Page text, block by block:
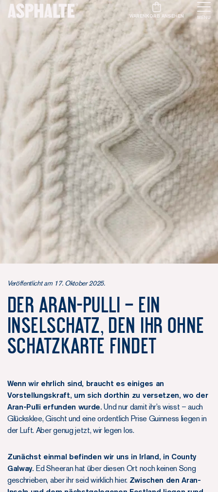
WARENKORB ANSEHEN MENU
Veröffentlicht am 17. Oktober 2025.
Der Aran-Pulli – ein
Inselschatz, den ihr ohne
Schatzkarte findet
Wenn wir ehrlich sind, braucht es einiges an
Vorstellungskraft, um sich dorthin zu versetzen, wo der
Aran-Pulli erfunden wurde. Und nur damit ihr’s wisst – auch
Glücksklee, Gischt und eine ordentlich Prise Guinness liegen in
der Luft. Aber genug jetzt, wir legen los.
Zunächst einmal befinden wir uns in Irland, in County
Galway. Ed Sheeran hat über diesen Ort noch keinen Song
geschrieben, aber ihr seid wirklich hier. Zwischen den Aran-